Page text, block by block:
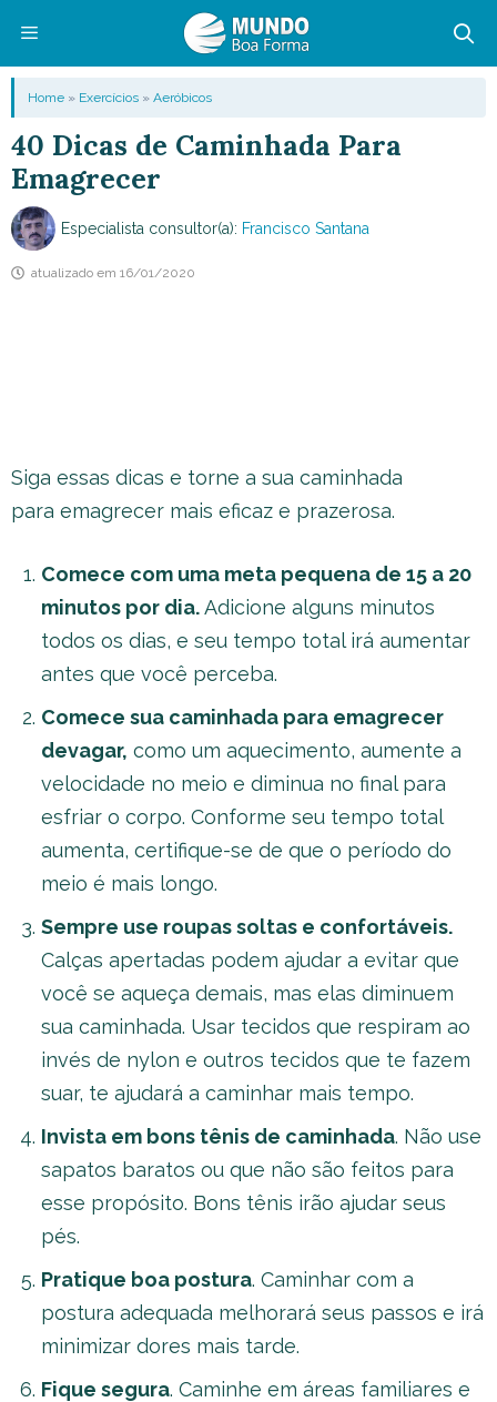
conteúdo
Menu
Home » Exercícios » Aeróbicos
40 Dicas de Caminhada Para
Emagrecer
Especialista consultor(a): Francisco Santana
atualizado em 16/01/2020
Siga essas dicas e torne a sua caminhada
para emagrecer mais eficaz e prazerosa.
Comece com uma meta pequena de 15 a 20
minutos por dia.Adicione alguns minutos
todos os dias, e seu tempo total irá aumentar
antes que você perceba.
Comece sua caminhada para emagrecer
devagar, como um aquecimento, aumente a
velocidade no meio e diminua no final para
esfriar o corpo. Conforme seu tempo total
aumenta, certifique-se de que o período do
meio é mais longo.
Sempre use roupas soltas e confortáveis.
Calças apertadas podem ajudar a evitar que
você se aqueça demais, mas elas diminuem
sua caminhada. Usar tecidos que respiram ao
invés de nylon e outros tecidos que te fazem
suar, te ajudará a caminhar mais tempo.
Invista em bons tênis de caminhada. Não use
sapatos baratos ou que não são feitos para
esse propósito. Bons tênis irão ajudar seus
pés.
Pratique boa postura. Caminhar com a
postura adequada melhorará seus passos e irá
minimizar dores mais tarde.
Fique segura. Caminhe em áreas familiares e